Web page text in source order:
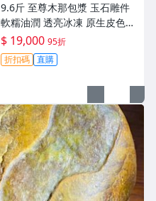
9.6斤 至尊木那包漿 玉石雕件
軟糯油潤 透亮冰凍 原生皮色
手工美專名貴石頭 正規嚴選 冬
季推薦 翡翠 A貨 翡翠玉
$ 19,000 95折
折扣碼 直購